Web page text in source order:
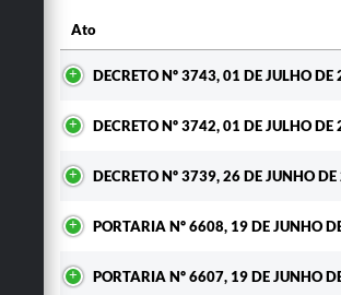
Ato
DECRETO Nº 3743, 01 DE JULHO DE
DECRETO Nº 3742, 01 DE JULHO DE
DECRETO Nº 3739, 26 DE JUNHO
PORTARIA Nº 6608, 19 DE JUNHO
PORTARIA Nº 6607, 19 DE JUNHO